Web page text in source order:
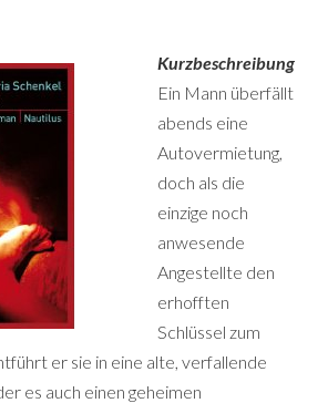
Kurzbeschreibung
Ein Mann überfällt
abends eine
Autovermietung,
doch als die
einzige noch
anwesende
Angestellte den
erhofften
Schlüssel zum
er sie in eine alte, verfallende
es auch einen geheimen